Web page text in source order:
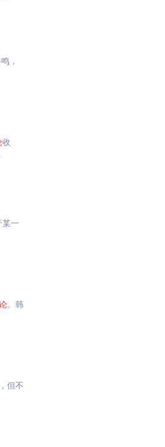
，
收
某一
。韩
但不